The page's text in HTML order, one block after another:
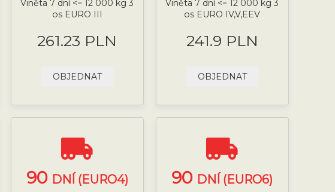
Viněta 7 dní <= 12 000 kg 3
os EURO III
261.23 PLN
OBJEDNAT
Viněta 7 dní <= 12 000 kg 3
os EURO IV,V,EEV
241.9 PLN
OBJEDNAT
90 DNÍ (EURO4) 90 DNÍ (EURO6)